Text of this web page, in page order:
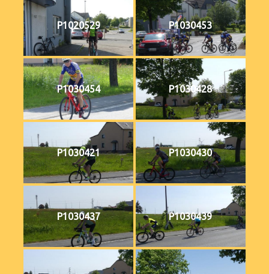
P1020529 P1030453
P1030454 P1030428
P1030421 P1030430
P1030437 P1030439